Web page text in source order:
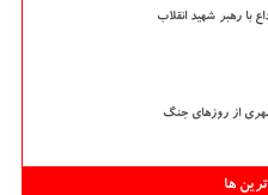
با رهبر شهید انقلاب
از روزهای جنگ
ها